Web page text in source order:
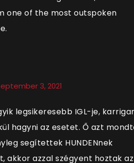
one of the most outspoken
3, 2021
legsikeresebb IGL-je,
hagyni az esetet. Ő azt
segítettek HUNDENnek
akkor azzal szégyent hoztak az